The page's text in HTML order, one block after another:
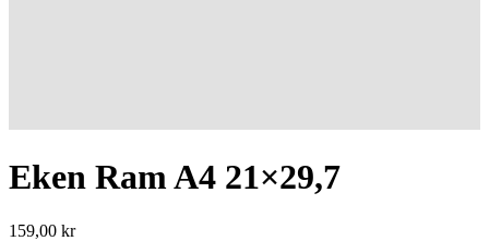
Eken Ram A4 21×29,7
159,00 kr